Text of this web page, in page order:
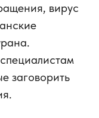
вирус
заговорить